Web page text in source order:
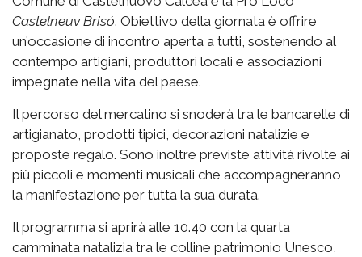
Castelneuv Brisó. Obiettivo della giornata è offrire
un’occasione di incontro aperta a tutti, sostenendo al
contempo artigiani, produttori locali e associazioni
impegnate nella vita del paese.
Il percorso del mercatino si snoderà tra le bancarelle di
artigianato, prodotti tipici, decorazioni natalizie e
proposte regalo. Sono inoltre previste attività rivolte ai
più piccoli e momenti musicali che accompagneranno
la manifestazione per tutta la sua durata.
Il programma si aprirà alle 10.40 con la quarta
camminata natalizia tra le colline patrimonio Unesco,